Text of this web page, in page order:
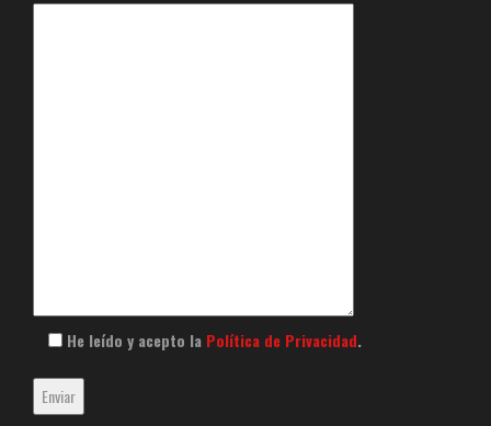
He leído y acepto la Política de Privacidad.